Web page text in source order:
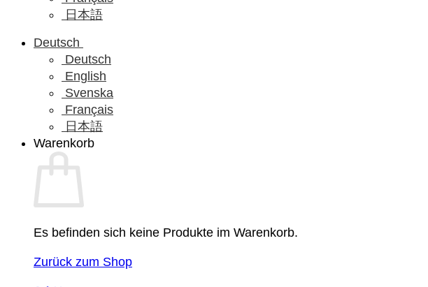
日本語
Deutsch
Deutsch
English
Svenska
Français
日本語
Warenkorb
Es befinden sich keine Produkte im Warenkorb.
Zurück zum Shop